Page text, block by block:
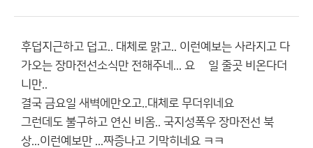
후덥지근하고 덥고.. 대체로 맑고.. 이런예보는 사라지고 다
가오는 장마전선소식만 전해주네... 요 몆일 줄곳 비온다더
니만..
결국 금요일 새벽에만오고..대체로 무더위네요
그런데도 불구하고 연신 비옴.. 국지성폭우 장마전선 북
상...이런예보만 ...짜증나고 기막히네요 ㅋㅋ